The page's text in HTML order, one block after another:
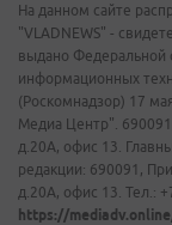
На данном сайте
"VLADNEWS" -
выдано Федеральной
информационных
(Роскомнадзор) 17
Медиа Центр".
д.20А, офис 13.
редакции: 690091,
д.20А, офис 13. Тел.:
https://